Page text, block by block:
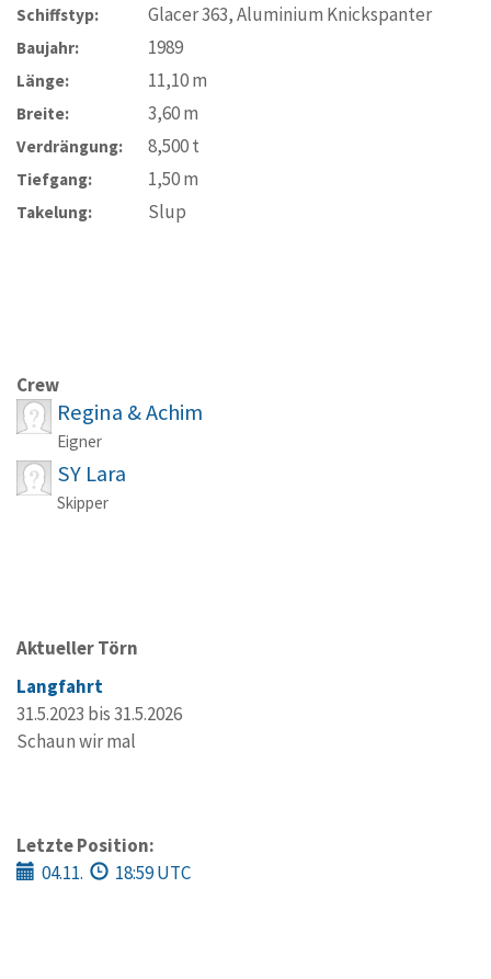
Schiffstyp: Glacer 363, Aluminium Knickspanter
Baujahr: 1989
Länge: 11,10m
Breite: 3,60m
Verdrängung: 8,500t
Tiefgang: 1,50m
Takelung: Slup
Crew
Regina & Achim
Eigner
SY Lara
Skipper
Aktueller Törn
Langfahrt
31.5.2023 bis 31.5.2026
Schaun wir mal
Letzte Position:
04.11.
18:59 UTC